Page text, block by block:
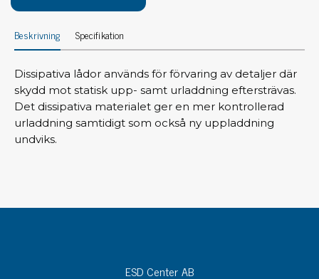
Beskrivning Specifikation
Dissipativa lådor används för förvaring av detaljer där
skydd mot statisk upp- samt urladdning eftersträvas.
Det dissipativa materialet ger en mer kontrollerad
urladdning samtidigt som också ny uppladdning
undviks.
ESD Center AB